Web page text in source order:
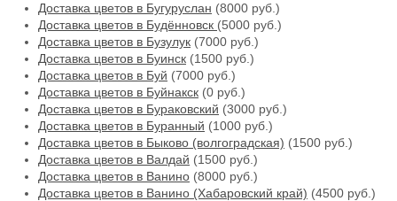
Доставка цветов в Бугуруслан (8000 руб.)
Доставка цветов в Будённовск (5000 руб.)
Доставка цветов в Бузулук (7000 руб.)
Доставка цветов в Буинск (1500 руб.)
Доставка цветов в Буй (7000 руб.)
Доставка цветов в Буйнакск (0 руб.)
Доставка цветов в Бураковский (3000 руб.)
Доставка цветов в Буранный (1000 руб.)
Доставка цветов в Быково (волгоградская) (1500 руб.)
Доставка цветов в Валдай (1500 руб.)
Доставка цветов в Ванино (8000 руб.)
Доставка цветов в Ванино (Хабаровский край) (4500 руб.)